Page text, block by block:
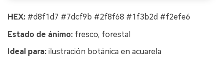
HEX: #d8f1d7 #7dcf9b #2f8f68 #1f3b2d #f2efe6
Estado de ánimo: fresco, forestal
Ideal para: ilustración botánica en acuarela